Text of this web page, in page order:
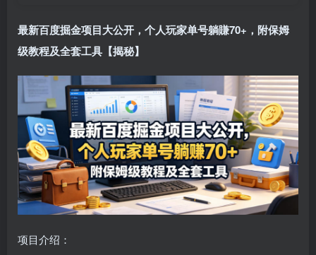
最新百度掘金项目大公开，个人玩家单号躺賺70+，附保姆
级教程及全套工具【揭秘】
项目介绍：